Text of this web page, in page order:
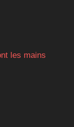
les mains